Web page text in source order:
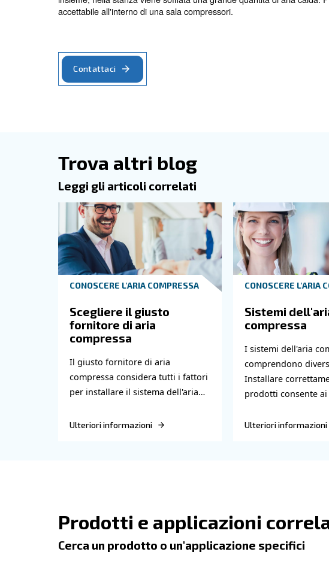
L'altezza della sala compressori è determinata
È necessario lasciare uno spazio sufficiente sopra
compressori d'aria, è necessario lasciare anche
Le condizioni ambientali di una sala compressori
L'ambiente all'interno di una sala compressori
refrigeratori e delle altre apparecchiature. Inoltre,
La temperatura svolge un ruolo fondamentale
La temperatura ambiente elevata riduce la capacità
desiderati. D'altro canto, temperature molto basse
Creare un impianto terminco può essere una
insieme, nella stanza viene soffiata una grande
accettabile all'interno di una sala compressori.
Trova altri blog
Leggi gli articoli correlati